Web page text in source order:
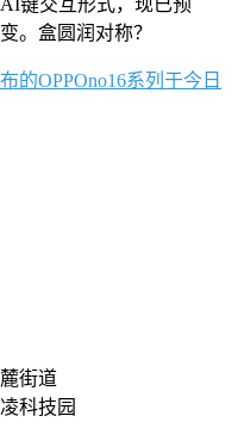
。盒圆润对称？
的OPPOno16系列于今日
街道
科技园